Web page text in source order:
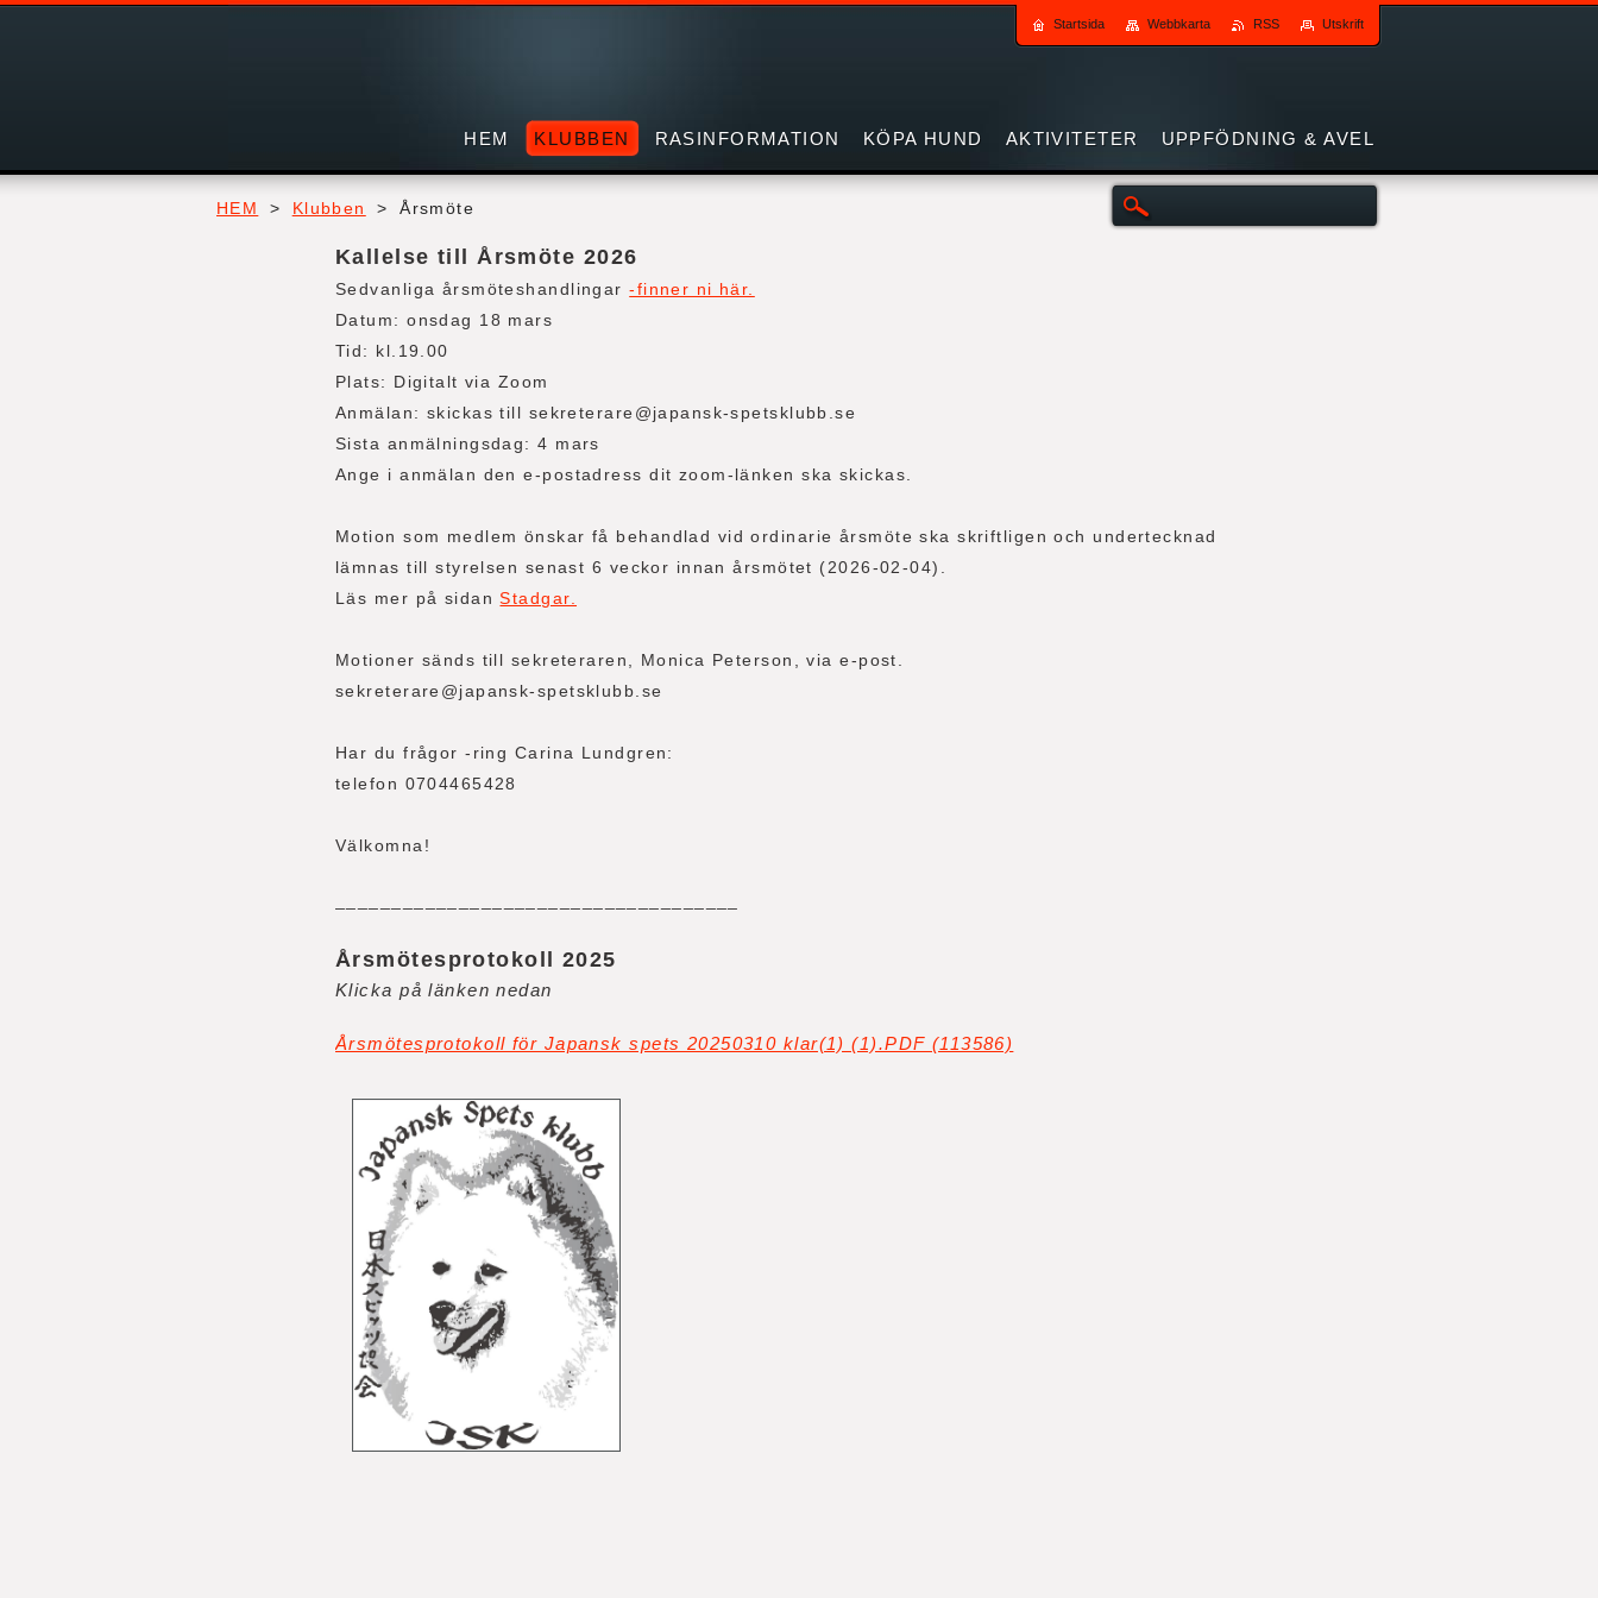
HEM > Klubben > Årsmöte
Kallelse till Årsmöte 2026
Sedvanliga årsmöteshandlingar-finner ni här.
Datum: onsdag 18 mars
Tid: kl.19.00
Plats: Digitalt via Zoom
Anmälan: skickas till sekreterare@japansk-spetsklubb.se
Sista anmälningsdag: 4 mars
Ange i anmälan den e-postadress dit zoom-länken ska skickas.
Motion som medlem önskar få behandlad vid ordinarie årsmöte ska skriftligen och undertecknad
lämnas till styrelsen senast 6 veckor innan årsmötet (2026-02-04).
Läs mer på sidanStadgar.
Motioner sänds till sekreteraren, Monica Peterson, via e-post.
sekreterare@japansk-spetsklubb.se
Har du frågor -ring Carina Lundgren:
telefon 0704465428
Välkomna!
Årsmötesprotokoll 2025
Klicka på länken nedan
Årsmötesprotokoll för Japansk spets 20250310 klar(1) (1).PDF (113586)
HEM KLUBBEN RASINFORMATION KÖPA HUND AKTIVITETER UPPFÖDNING & AVEL
Startsida Webbkarta RSS Utskrift